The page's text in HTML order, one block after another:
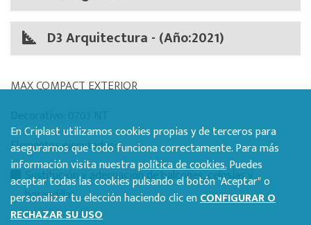
D3 Arquitectura - (Año:2021)
MAX COMPACT EXTERIOR
Elementos ejecutados:
Sustitución y adecuación de balcones, celosías y
barandillas
En Criplast utilizamos cookies propias y de terceros para
asegurarnos que todo funciona correctamente. Para más
información visita nuestrapolítica de cookies.Puedes
aceptar todas las cookies pulsando el botón "Aceptar" o
personalizar tu elección haciendo clic enCONFIGURAR O
RECHAZAR SU USO